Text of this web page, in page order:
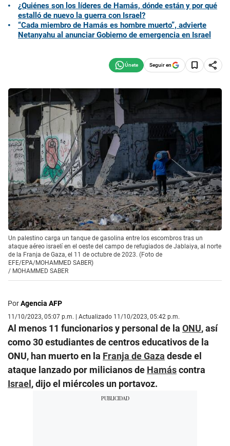
¿Quiénes son los líderes de Hamás, dónde están y por qué
estalló de nuevo la guerra con Israel?
“Cada miembro de Hamás es hombre muerto”, advierte
Netanyahu al anunciar Gobierno de emergencia en Israel
Seguir en
Un palestino carga un tanque de gasolina entre los escombros tras un
ataque aéreo israelí en el oeste del campo de refugiados de Jablaiya, al norte
de la Franja de Gaza, el 11 de octubre de 2023. (Foto de
EFE/EPA/MOHAMMED SABER)
/ MOHAMMED SABER
PorAgencia AFP
11/10/2023, 05:07 p.m. | Actualizado 11/10/2023, 05:42 p.m.
Al menos 11 funcionarios y personal de la ONU, así
como 30 estudiantes de centros educativos de la
ONU, han muerto en la Franja de Gaza desde el
ataque lanzado por milicianos de Hamáscontra
Israel, dijo el miércoles un portavoz.